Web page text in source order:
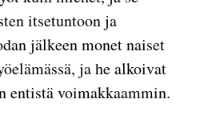
itsetuntoon ja
jälkeen monet naiset
ja he alkoivat
entistä voimakkaammin.